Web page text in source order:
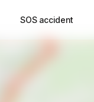
SOS accident